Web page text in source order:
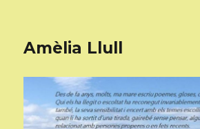
Amèlia Llull